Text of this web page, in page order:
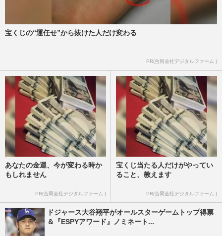
宝くじの“運任せ”から抜けた人だけ変わる
PR(合同会社デジタルファーム )
あなたの金運、今が変わる時か
もしれません
PR(合同会社デジタルファーム )
宝くじ当たる人だけがやってい
ること、教えます
PR(合同会社デジタルファーム )
ドジャース大谷翔平がオールスターゲームトップ得票
＆『ESPYアワード』ノミネート...